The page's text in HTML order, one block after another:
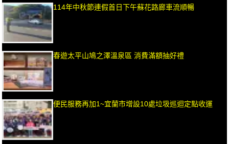
114年中秋節連假首日下午蘇花路廊車流順暢
春遊太平山鳩之澤溫泉區 消費滿額抽好禮
便民服務再加1~宜蘭市增設10處垃圾巡迴定點收運